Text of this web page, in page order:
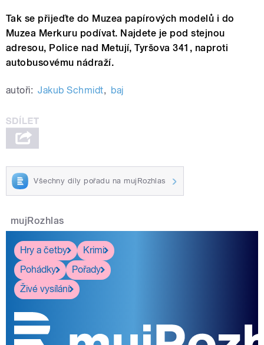
Tak se přijeďte do Muzea papírových modelů i do
Muzea Merkuru podívat. Najdete je pod stejnou
adresou, Police nad Metují, Tyršova 341, naproti
autobusovému nádraží.
autoři: Jakub Schmidt, baj
Všechny díly pořadu na mujRozhlas
mujRozhlas
Hry a četby
Krimi
Pohádky
Pořady
Živé vysílání